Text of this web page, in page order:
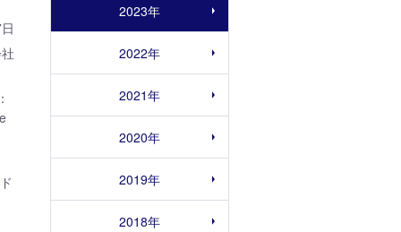
2023年
2022年
2021年
2020年
2019年
2018年